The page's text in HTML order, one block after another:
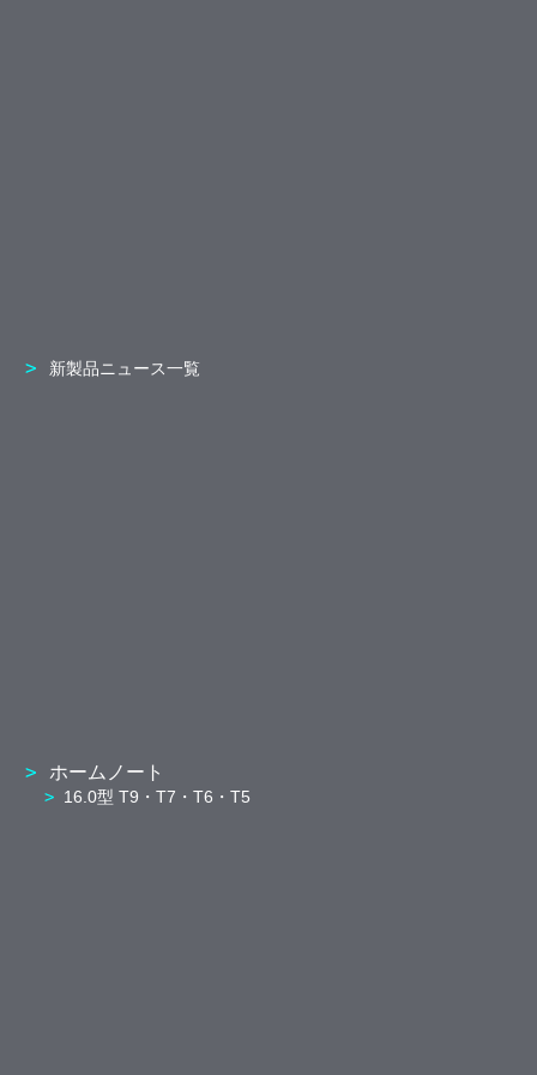
新製品ニュース一覧
ホームノート
16.0型 T9・T7・T6・T5